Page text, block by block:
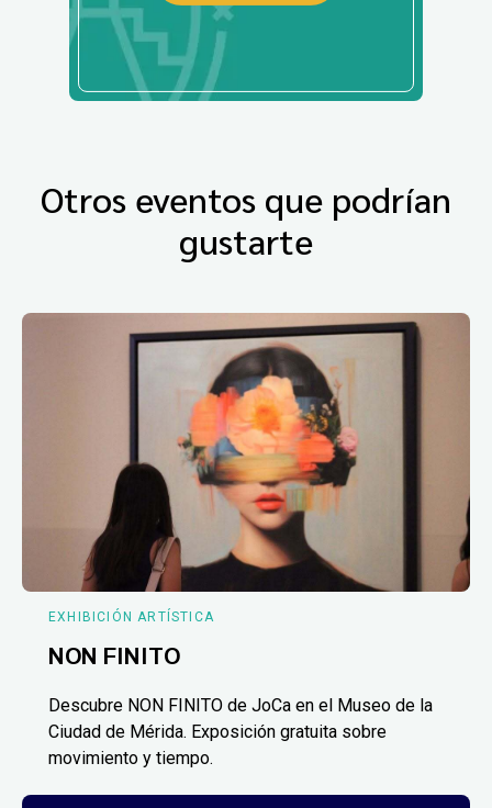
Otros eventos que podrían
gustarte
EXHIBICIÓN ARTÍSTICA
NON FINITO
Descubre NON FINITO de JoCa en el Museo de la
Ciudad de Mérida. Exposición gratuita sobre
movimiento y tiempo.